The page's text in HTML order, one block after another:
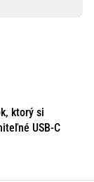
ktorý si
USB-C